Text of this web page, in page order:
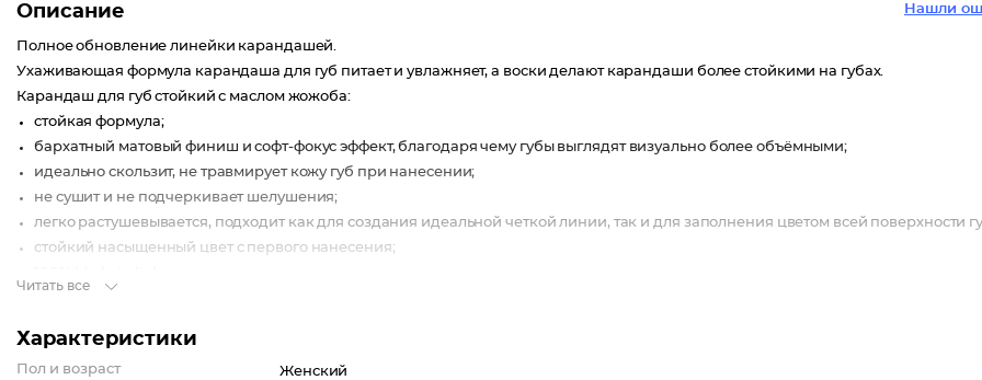
Нашли
Описание
Полное обновление линейки карандашей.
Ухаживающая формула карандаша для губ питает и увлажняет, а воски делают карандаши более стойкими на губах.
Карандаш для губ стойкий с маслом жожоба:
стойкая формула;
бархатный матовый финиш и софт-фокус эффект, благодаря чему губы выглядят визуально более объёмными;
идеально скользит, не травмирует кожу губ при нанесении;
не сушит и не подчеркивает шелушения;
легко растушевывается, подходит как для создания идеальной четкой линии, так и для заполнения цветом всей поверхности
стойкий насыщенный цвет с первого нанесения;
Читать все
Характеристики
Пол и возраст Женский